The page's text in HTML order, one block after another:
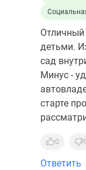
Отличный
детьми.
сад
Минус -
старте
0
Ответить